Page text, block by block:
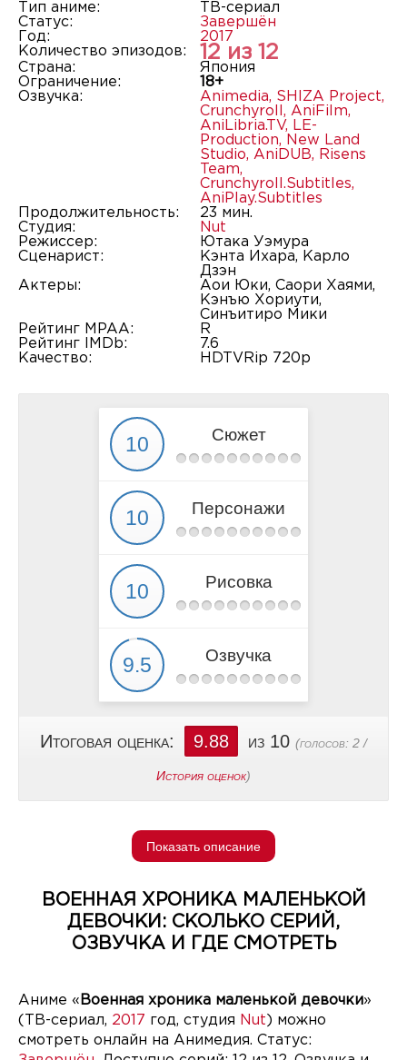
Тип аниме:
ТВ-сериал
Статус:
Завершён
Год:
2017
Количество эпизодов:
12 из 12
Страна:
Япония
Ограничение:
18+
Озвучка:
Animedia, SHIZA Project,
Crunchyroll , AniFilm,
AniLibria.TV, LE-
Production, New Land
Studio, AniDUB, Risens
Team,
Crunchyroll.Subtitles,
AniPlay.Subtitles
Продолжительность:
23 мин.
Студия:
Nut
Режиссер:
Ютака Уэмура
Сценарист:
Кэнта Ихара, Карло
Дзэн
Актеры:
Аои Юки, Саори Хаями,
Кэнъю Хориути,
Синъитиро Мики
Рейтинг MPAA:
R
Рейтинг IMDb:
7.6
Качество:
HDTVRip 720p
Сюжет
Персонажи
Рисовка
Озвучка
Итоговая оценка: 9.88 из 10 (голосов: 2 /
История оценок)
Показать описание
ВОЕННАЯ ХРОНИКА МАЛЕНЬКОЙ
ДЕВОЧКИ: СКОЛЬКО СЕРИЙ,
ОЗВУЧКА И ГДЕ СМОТРЕТЬ
Аниме « Военная хроника маленькой девочки»
(ТВ-сериал, 2017 год, студия Nut ) можно
смотреть онлайн на Анимедия. Статус: